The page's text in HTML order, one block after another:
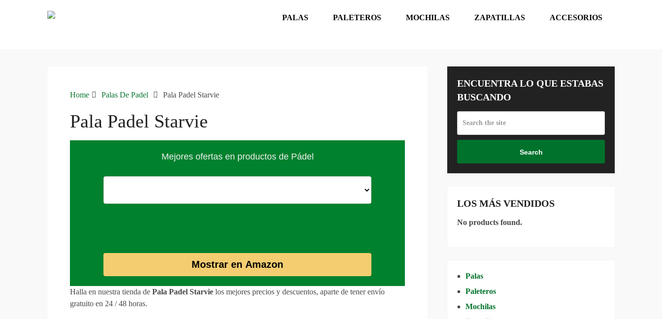
PALAS PALETEROS MOCHILAS ZAPATILLAS ACCESORIOS
Home Palas De Padel Pala Padel Starvie
Pala Padel Starvie
Mejores ofertas en productos de Pádel
Mostrar en Amazon
Halla en nuestra tienda de Pala Padel Starvie los mejores precios y descuentos, aparte de tener envío
gratuito en 24 / 48 horas.
ENCUENTRA LO QUE ESTABAS
BUSCANDO
Search
LOS MÁS VENDIDOS
No products found.
Palas
Paleteros
Mochilas